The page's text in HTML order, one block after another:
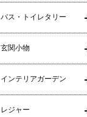
バス・トイレタリー
玄関小物
インテリアガーデン
レジャー